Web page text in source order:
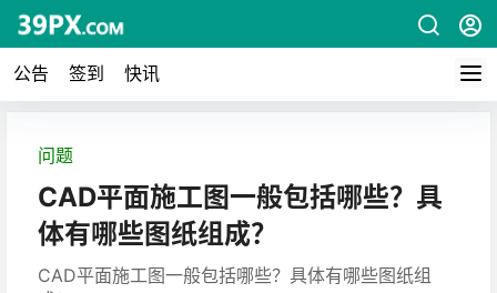
公告 签到 快讯
问题
CAD平面施工图一般包括哪些？具
体有哪些图纸组成？
CAD平面施工图一般包括哪些？具体有哪些图纸组